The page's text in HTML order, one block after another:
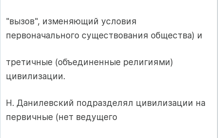
"вызов", изменяющий условия
первоначального существования общества) и
третичные (объединенные религиями)
цивилизации.
Н. Данилевский подразделял цивилизации на
первичные (нет ведущего